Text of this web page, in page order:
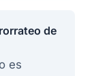
de
es